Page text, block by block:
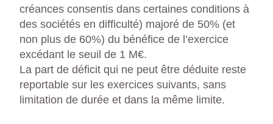
créances consentis dans certaines conditions à
des sociétés en difficulté) majoré de 50% (et
non plus de 60%) du bénéfice de l’exercice
excédant le seuil de 1 M€.
La part de déficit qui ne peut être déduite reste
reportable sur les exercices suivants, sans
limitation de durée et dans la même limite.